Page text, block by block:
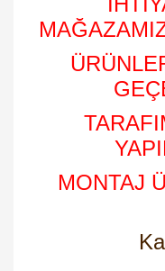
MONTAJ